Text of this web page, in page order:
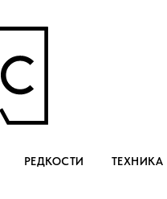
РЕДКОСТИ ТЕХНИКА